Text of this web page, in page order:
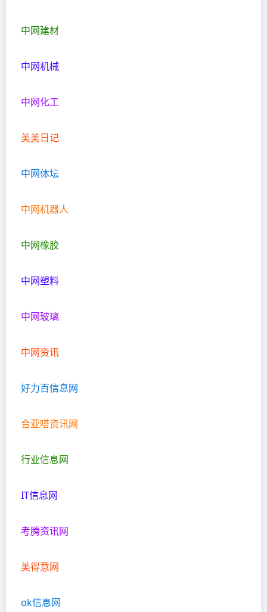
中网建材
中网机械
中网化工
美美日记
中网体坛
中网机器人
中网橡胶
中网塑料
中网玻璃
中网资讯
好力百信息网
合亚嗒资讯网
行业信息网
IT信息网
考腾资讯网
美得意网
ok信息网